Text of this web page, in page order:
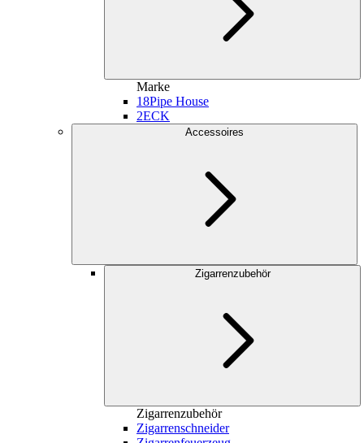
Marke
18Pipe House
2ECK
Accessoires
Zigarrenzubehör
Zigarrenzubehör
Zigarrenschneider